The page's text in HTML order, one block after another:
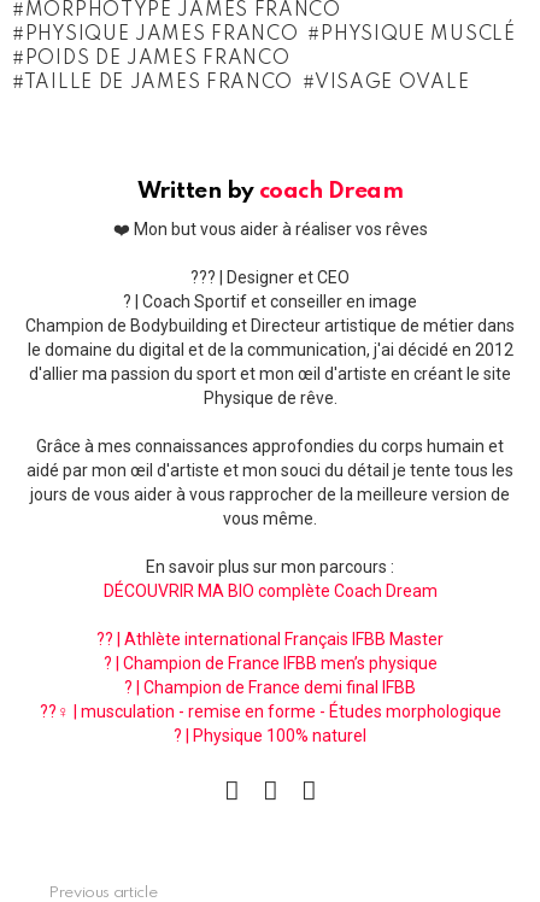
MORPHOTYPE JAMES FRANCO
PHYSIQUE JAMES FRANCO
PHYSIQUE MUSCLÉ
POIDS DE JAMES FRANCO
TAILLE DE JAMES FRANCO
VISAGE OVALE
Written by coach Dream
❤️ Mon but vous aider à réaliser vos rêves
??‍? | Designer et CEO
? | Coach Sportif et conseiller en image
Champion de Bodybuilding et Directeur artistique de métier dans
le domaine du digital et de la communication, j'ai décidé en 2012
d'allier ma passion du sport et mon œil d'artiste en créant le site
Physique de rêve.
Grâce à mes connaissances approfondies du corps humain et
aidé par mon œil d'artiste et mon souci du détail je tente tous les
jours de vous aider à vous rapprocher de la meilleure version de
vous même.
En savoir plus sur mon parcours :
DÉCOUVRIR MA BIO complète Coach Dream
?? | Athlète international Français IFBB Master
? | Champion de France IFBB men’s physique
? | Champion de France demi final IFBB
??‍♀️ | musculation - remise en forme - Études morphologique
? | Physique 100% naturel
Previous article